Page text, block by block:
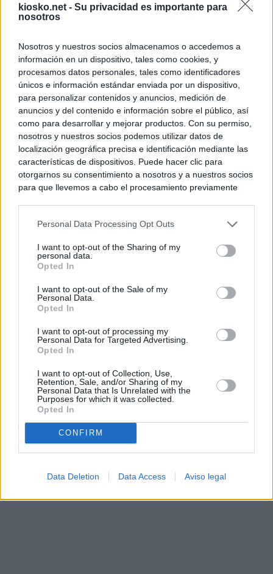
kiosko.net - Su privacidad es importante para
nosotros
Nosotros y nuestros socios almacenamos o accedemos a
información en un dispositivo, tales como cookies, y
procesamos datos personales, tales como identificadores
únicos e información estándar enviada por un dispositivo,
para personalizar contenidos y anuncios, medición de
anuncios y del contenido e información sobre el público, así
como para desarrollar y mejorar productos. Con su permiso,
nosotros y nuestros socios podemos utilizar datos de
localización geográfica precisa e identificación mediante las
características de dispositivos. Puede hacer clic para
otorgarnos su consentimiento a nosotros y a nuestros socios
para que llevemos a cabo el procesamiento previamente
negar su consentimiento. Tenga en cuenta que algún
de su consentimiento, pero usted tiene el derecho de
rechazar tal procesamiento. Sus preferencias se aplicarán
cualquier momento entrando de nuevo en este sitio web o
visitando nuestra política de privacidad.
Personal Data Processing Opt Outs
I want to opt-out of the Sharing of my
personal data.
Opted In
I want to opt-out of the Sale of my
Personal Data.
Opted In
I want to opt-out of processing my
Personal Data for Targeted Advertising.
Opted In
I want to opt-out of Collection, Use,
Retention, Sale, and/or Sharing of my
Personal Data that Is Unrelated with the
Purposes for which it was collected.
Opted In
CONFIRM
Data Deletion Data Access Aviso legal
© Kiosko.net